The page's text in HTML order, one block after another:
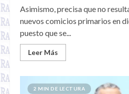
Asimismo, precisa que no
nuevos comicios primarios en
puesto que se...
Leer Más
2 MIN DE LECTURA